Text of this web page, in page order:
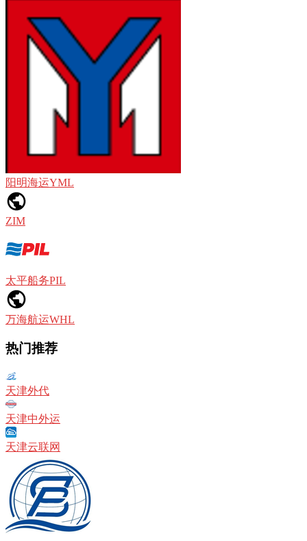
阳明海运YML
ZIM
太平船务PIL
万海航运WHL
热门推荐
天津外代
天津中外运
天津云联网